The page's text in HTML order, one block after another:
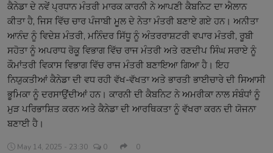
Punjabi Podcast
Kitaab Kahani
Gallery
Sponsors
Matrimonial
Event
ਕੈਨੇਡਾ ਦੇ ਨਵੇਂ ਪ੍ਰਧਾਨ ਮੰਤਰੀ ਮਾਰਕ ਕਾਰਨੀ ਨੇ ਆਪਣੀ ਕੈਬਨਿਟ ਦਾ ਐਲਾਨ
ਕੀਤਾ ਹੈ, ਜਿਸ ਵਿੱਚ ਚਾਰ ਪੰਜਾਬੀ ਮੂਲ ਦੇ ਨੇਤਾ ਮੰਤਰੀ ਬਣਾਏ ਗਏ ਹਨ। ਅਨੀਤਾ
ਆਨੰਦ ਨੂੰ ਵਿਦੇਸ਼ ਮੰਤਰੀ, ਮਨਿੰਦਰ ਸਿੱਧੂ ਨੂੰ ਅੰਤਰਰਾਸ਼ਟਰੀ ਵਪਾਰ ਮੰਤਰੀ, ਰੂਬੀ
ਸਹੋਤਾ ਨੂੰ ਅਪਰਾਧ ਰੋਕੂ ਵਿਭਾਗ ਵਿੱਚ ਰਾਜ ਮੰਤਰੀ ਅਤੇ ਰਣਦੀਪ ਸਿੰਘ ਸਰਾਏ ਨੂੰ
ਕੌਮਾਂਤਰੀ ਵਿਕਾਸ ਵਿਭਾਗ ਵਿੱਚ ਰਾਜ ਮੰਤਰੀ ਬਣਾਇਆ ਗਿਆ ਹੈ। ਇਹ
ਨਿਯੁਕਤੀਆਂ ਕੈਨੇਡਾ ਦੀ ਵਧ ਰਹੀ ਵੱਖ-ਵੱਖਤਾ ਅਤੇ ਭਾਰਤੀ ਭਾਈਚਾਰੇ ਦੀ ਸਿਆਸੀ
ਭੂਮਿਕਾ ਨੂੰ ਦਰਸਾਉਂਦੀਆਂ ਹਨ। ਕਾਰਨੀ ਦੀ ਕੈਬਨਿਟ ਨੇ ਅਮਰੀਕਾ ਨਾਲ ਸੰਬੰਧਾਂ ਨੂੰ
ਮੁੜ ਪਰਿਭਾਸ਼ਿਤ ਕਰਨ ਅਤੇ ਕੈਨੇਡਾ ਦੀ ਆਰਥਿਕਤਾ ਨੂੰ ਵੱਖਰਾ ਕਰਨ ਦੀ ਯੋਜਨਾ
ਬਣਾਈ ਹੈ।
May 14, 2025 - 23:30 0 0